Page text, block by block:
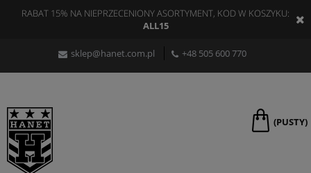
RABAT 15% NA NIEPRZECENIONY ASORTYMENT, KOD W KOSZYKU:
ALL15
sklep@hanet.com.pl +48 505 600 770
(PUSTY)